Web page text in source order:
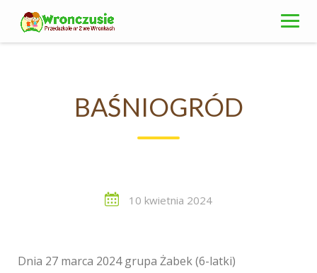
content
BAŚNIOGRÓD
10 kwietnia 2024
Dnia 27 marca 2024 grupa Żabek (6-latki)